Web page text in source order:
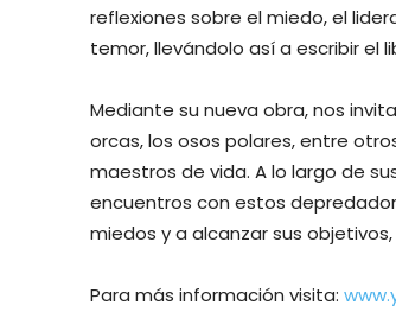
reflexiones sobre el miedo, el
temor, llevándolo así a escribir el
Mediante su nueva obra, nos
orcas, los osos polares, entre
maestros de vida. A lo largo de
encuentros con estos
miedos y a alcanzar sus
Para más información visita: